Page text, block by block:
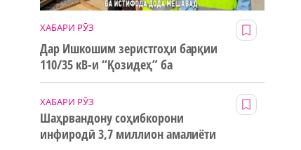
ХАБАРИ РӮЗ
Дар Ишкошим зеристгоҳи барқии
110/35 кВ-и “Қозидеҳ” ба
истифода дода мешавад
ХАБАРИ РӮЗ
Шаҳрвандону соҳибкорони
инфиродӣ 3,7 миллион амалиёти